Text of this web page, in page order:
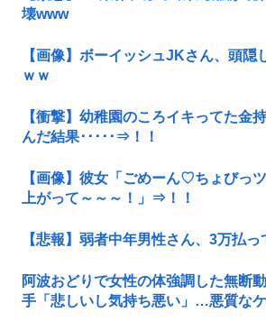
壊www
【画像】ボーイッシュJKさん、頭隠
ｗｗ
【衝撃】幼稚園のころイキってた金
んだ結果･････⇒！！
【画像】彼女「ごめーん♡ちょびっ
上がって～～～！」⇒！！
【悲報】弱者中年男性さん、3万払
阿波おどりで女性の体強調した無断
手「悲しいし気持ち悪い」…悪質な